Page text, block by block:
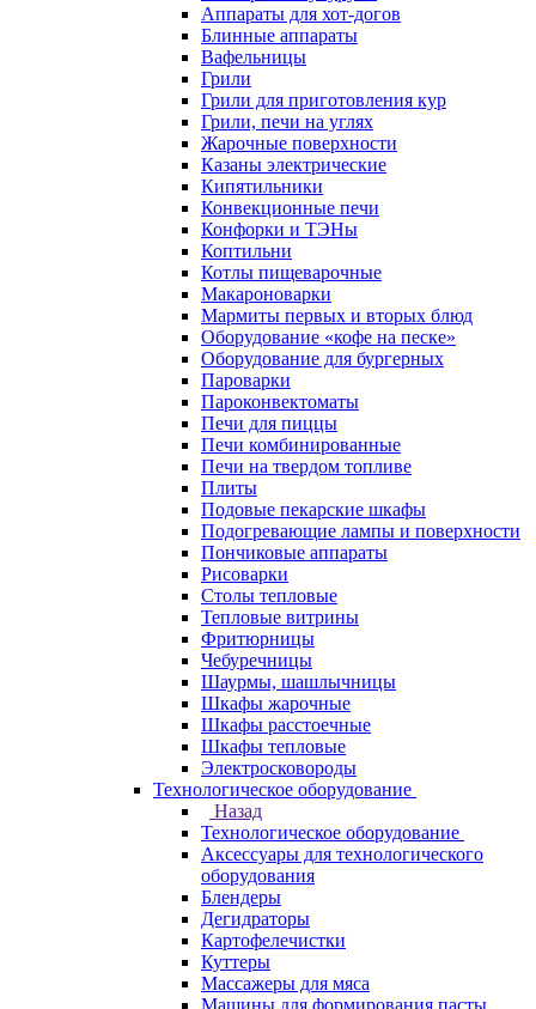
Аппараты для хот-догов
Блинные аппараты
Вафельницы
Грили
Грили для приготовления кур
Грили, печи на углях
Жарочные поверхности
Казаны электрические
Кипятильники
Конвекционные печи
Конфорки и ТЭНы
Коптильни
Котлы пищеварочные
Макароноварки
Мармиты первых и вторых блюд
Оборудование «кофе на песке»
Оборудование для бургерных
Пароварки
Пароконвектоматы
Печи для пиццы
Печи комбинированные
Печи на твердом топливе
Плиты
Подовые пекарские шкафы
Подогревающие лампы и поверхности
Пончиковые аппараты
Рисоварки
Столы тепловые
Тепловые витрины
Фритюрницы
Чебуречницы
Шаурмы, шашлычницы
Шкафы жарочные
Шкафы расстоечные
Шкафы тепловые
Электросковороды
Технологическое оборудование
Назад
Технологическое оборудование
Аксессуары для технологического
оборудования
Блендеры
Дегидраторы
Картофелечистки
Куттеры
Массажеры для мяса
Машины для формирования пасты